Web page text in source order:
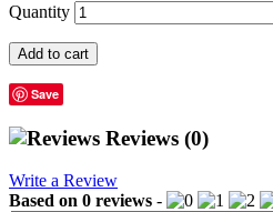
Quantity
Add to cart
Save
Reviews (0)
Write a Review
Based on 0 reviews -